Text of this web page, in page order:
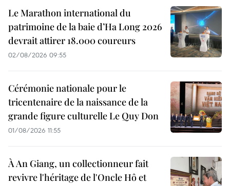
Le Marathon international du
patrimoine de la baie d’Ha Long 2026
devrait attirer 18.000 coureurs
02/08/2026 09:55
Cérémonie nationale pour le
tricentenaire de la naissance de la
grande figure culturelle Le Quy Don
01/08/2026 11:55
À An Giang, un collectionneur fait
revivre l'héritage de l'Oncle Hô et